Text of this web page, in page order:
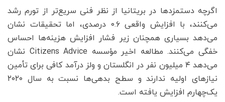
اگرچه دستمزدها در بریتانیا از نظر فنی سریع‌تر از تورم رشد
می‌کنند، با افزایش واقعی ۰.۶ درصدی، اما تحقیقات نشان
می‌دهد بسیاری همچنان زیر فشار افزایش هزینه‌ها احساس
خفگی می‌کنند. مطالعه اخیر مؤسسه Citizens Advice نشان
می‌دهد ۴ میلیون نفر در انگلستان و ولز درآمد کافی برای تأمین
نیازهای اولیه ندارند و سطح بدهی‌ها نسبت به سال ۲۰۲۰
یک‌چهارم افزایش یافته است.